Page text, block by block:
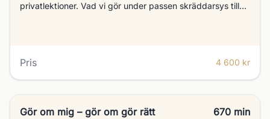
privatlektioner. Vad vi gör under passen skräddarsys till
Pris 4 600 kr
Gör om mig – gör om gör rätt 670 min